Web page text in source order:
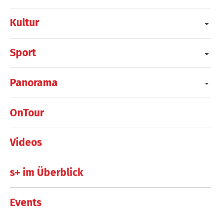
Kultur
Sport
Panorama
OnTour
Videos
s+ im Überblick
Events